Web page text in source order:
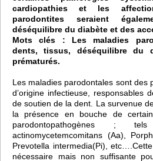
cardiopathies et les
parodontites seraient
déséquilibre du diabète et des
Mots clés : Les maladies
dents, tissus, déséquilibre du
prématurés.
Les maladies parodontales sont des
d’origine infectieuse, responsables
de soutien de la dent. La survenue
la présence en bouche de
parodontopathogènes ;
actinomycetemcomitans (Aa),
Prevotella intermedia(Pi),
nécessaire mais non suffisante